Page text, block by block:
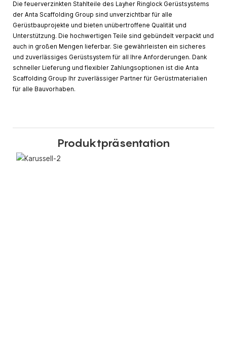
Die feuerverzinkten Stahlteile des Layher Ringlock Gerüstsystems
der Anta Scaffolding Group sind unverzichtbar für alle
Gerüstbauprojekte und bieten unübertroffene Qualität und
Unterstützung. Die hochwertigen Teile sind gebündelt verpackt und
auch in großen Mengen lieferbar. Sie gewährleisten ein sicheres
und zuverlässiges Gerüstsystem für all Ihre Anforderungen. Dank
schneller Lieferung und flexibler Zahlungsoptionen ist die Anta
Scaffolding Group Ihr ​​zuverlässiger Partner für Gerüstmaterialien
für alle Bauvorhaben.
Produktpräsentation